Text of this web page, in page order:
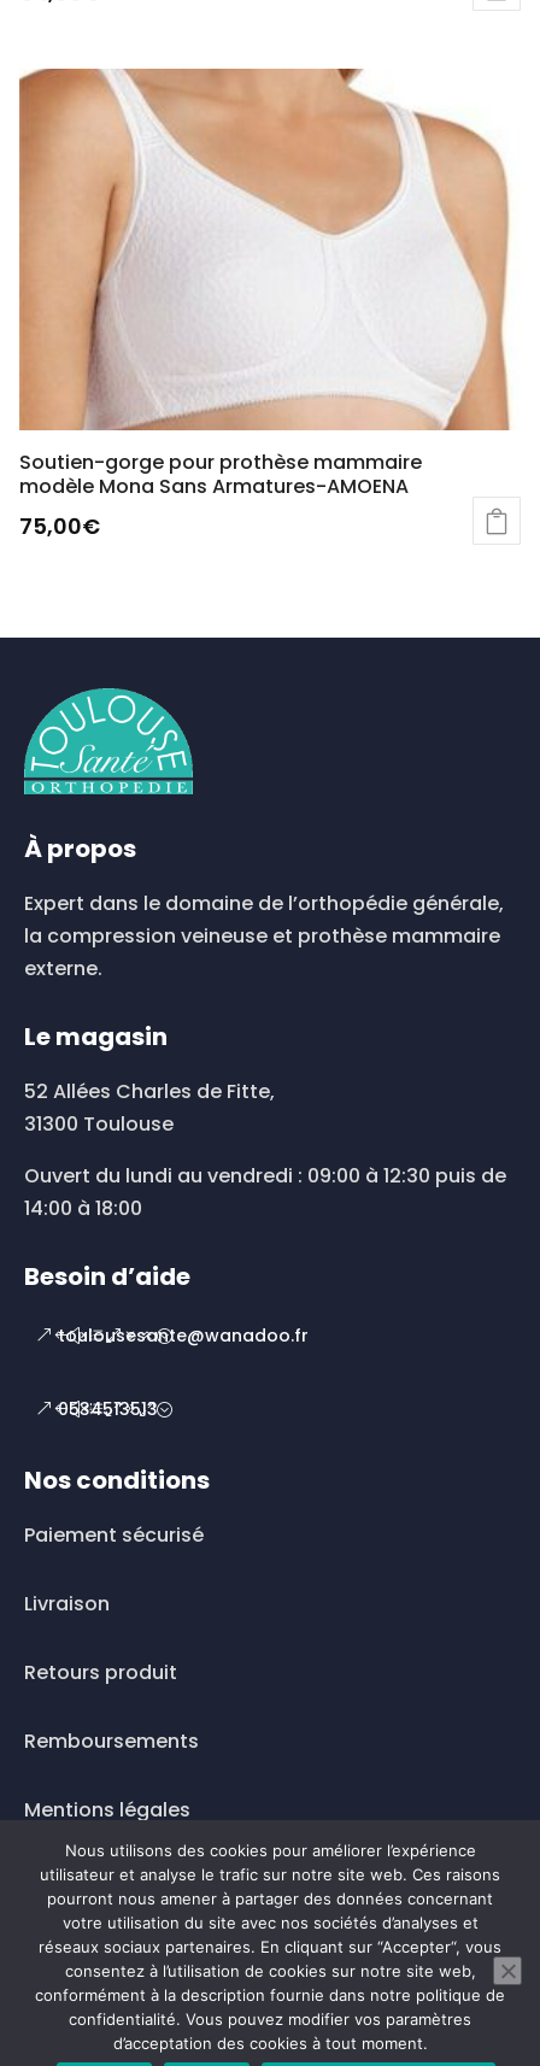
a
Soutien-gorge pour prothèse mammaire
modèle Mona Sans Armatures-AMOENA
75,00€
À propos
Expert dans le domaine de l’orthopédie générale,
la compression veineuse et prothèse mammaire
externe.
Le magasin
52 Allées Charles de Fitte,
31300 Toulouse
Ouvert du lundi au vendredi : 09:00 à 12:30 puis de
14:00 à 18:00
Besoin d’aide
toulousesante@wanadoo.fr
0534513513
Nos conditions
Paiement sécurisé
Livraison
Retours produit
Remboursements
Mentions légales
Questions fréquentes
Mode de paiement
0
Nous utilisons des cookies pour améliorer l’expérience
utilisateur et analyse le trafic sur notre site web. Ces raisons
pourront nous amener à partager des données concernant
votre utilisation du site avec nos sociétés d’analyses et
réseaux sociaux partenaires. En cliquant sur “Accepter“, vous
consentez à l’utilisation de cookies sur notre site web,
conformément à la description fournie dans notre politique de
confidentialité. Vous pouvez modifier vos paramètres
d’acceptation des cookies à tout moment.